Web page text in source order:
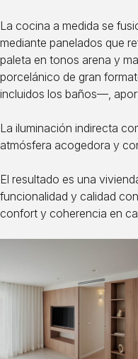
La cocina a medida se
mediante panelados que
paleta en tonos arena y
porcelánico de gran
incluidos los baños—,
La iluminación indirecta
atmósfera acogedora y
El resultado es una
funcionalidad y calidad
confort y coherencia en